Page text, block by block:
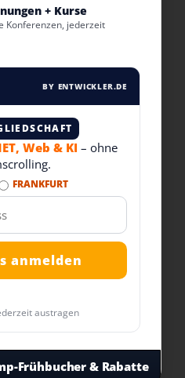
+ Kurse
Konferenzen, jederzeit
BY ENTWICKLER.DE
Web & KI – ohne
FRANKFURT
austragen
Frühbucher & Rabatte